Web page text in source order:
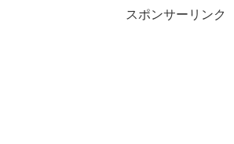
スポンサーリンク